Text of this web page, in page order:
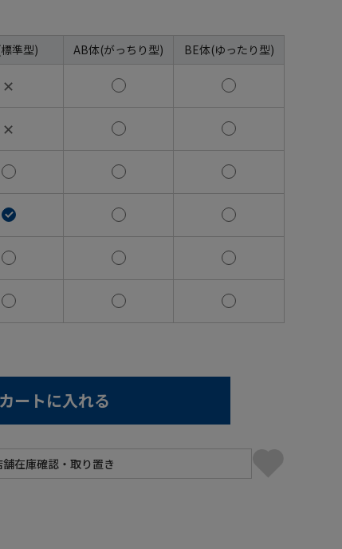
準型) AB体(がっちり型) BE体(ゆったり型)
✕
✕
カートに入れる